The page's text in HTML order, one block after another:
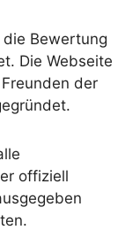
Bewertung
Die Webseite
der
offiziell